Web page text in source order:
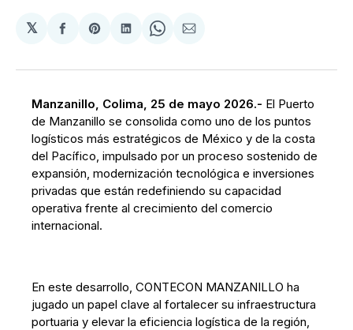
𝕏
Compartir
Facebook
Share
Pinterest
Compartir
LinkedIn
Share
WhatsApp
Compartir
Email
Manzanillo, Colima, 25 de mayo 2026.- El Puerto
de Manzanillo se consolida como uno de los puntos
logísticos más estratégicos de México y de la costa
del Pacífico, impulsado por un proceso sostenido de
expansión, modernización tecnológica e inversiones
privadas que están redefiniendo su capacidad
operativa frente al crecimiento del comercio
internacional.
En este desarrollo, CONTECON MANZANILLO ha
jugado un papel clave al fortalecer su infraestructura
portuaria y elevar la eficiencia logística de la región,